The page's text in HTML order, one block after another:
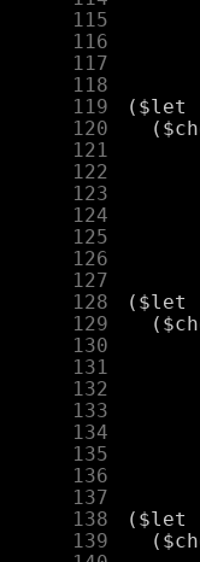
    115
    116
    117
    118
    119
    120
    121
    122
    123
    124
    125
    126
    127
    128
    129
    130
    131
    132
    133
    134
    135
    136
    137
    138
    139